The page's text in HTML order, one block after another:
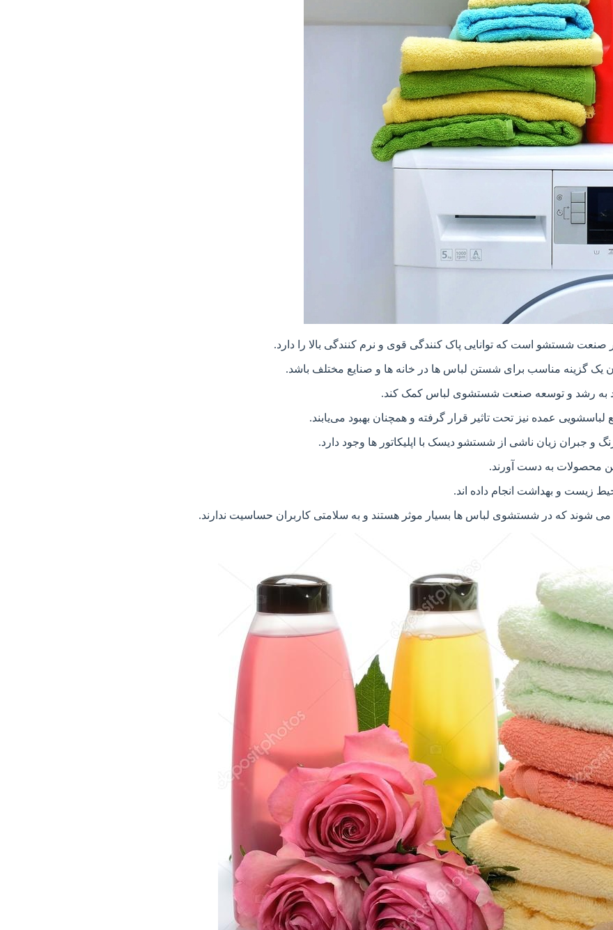
شستشو است که توانایی پاک کنندگی قوی و نرم کنندگی بالا را دارد.
یک گزینه مناسب برای شستن لباس ها در خانه ها و صنایع مختلف باشد.
به رشد و توسعه صنعت شستشوی لباس کمک کند.
عمده نیز تحت تاثیر قرار گرفته و همچنان بهبود می‌یابند.
و جبران زیان ناشی از شستشو دیسک با اپلیکاتور ها وجود دارد.
این محصولات به دست آورند.
زیست و بهداشت انجام داده اند.
شوند که در شستشوی لباس ها بسیار موثر هستند و به سلامتی کاربران حساسیت ندارند.